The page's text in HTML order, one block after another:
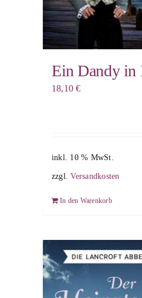
Ein Dandy in
18,10€
inkl. 10 % MwSt.
zzgl.Versandkosten
In den Warenkorb